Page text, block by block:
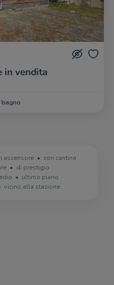
in vendita
bagno
ascensore
con cantina
di prestigio
ultimo piano
vicino alla stazione